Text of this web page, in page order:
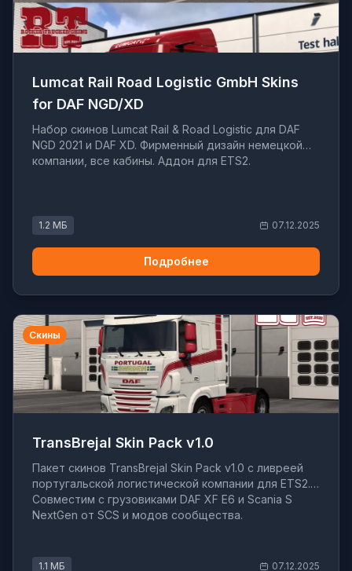
Lumcat Rail Road Logistic GmbH Skins
for DAF NGD/XD
Набор скинов Lumcat Rail & Road Logistic для DAF
NGD 2021 и DAF XD. Фирменный дизайн немецкой
компании, все кабины. Аддон для ETS2.
1.2 МБ 07.12.2025
Подробнее
Скины
TransBrejal Skin Pack v1.0
Пакет скинов TransBrejal Skin Pack v1.0 с ливреей
португальской логистической компании для ETS2.
Совместим с грузовиками DAF XF E6 и Scania S
NextGen от SCS и модов сообщества.
1.1 МБ 07.12.2025